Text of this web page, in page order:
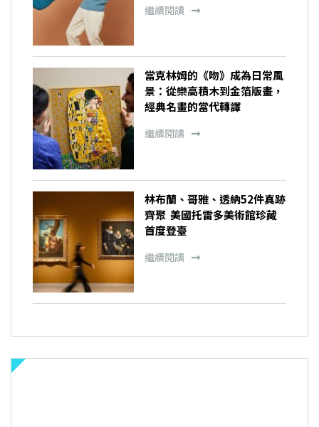
繼續閱讀
當克林姆的《吻》成為日常風
景：從樂高積木到金箔版畫，
經典名畫的當代轉譯
繼續閱讀
林布蘭、哥雅、透納52件真跡
齊聚 美國托雷多美術館珍藏
首度登臺
繼續閱讀